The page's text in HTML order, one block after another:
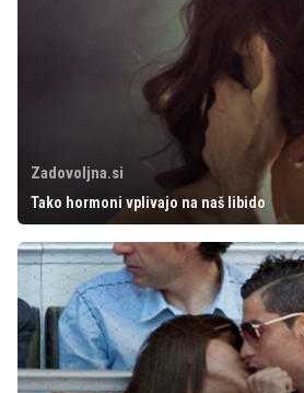
Zadovoljna.si
Tako hormoni vplivajo na naš libido